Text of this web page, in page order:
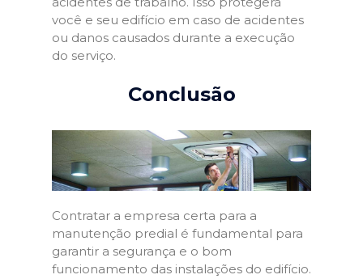
você e seu edifício em caso de acidentes
ou danos causados durante a execução
do serviço.
Conclusão
Contratar a empresa certa para a
manutenção predial é fundamental para
garantir a segurança e o bom
funcionamento das instalações do edifício.